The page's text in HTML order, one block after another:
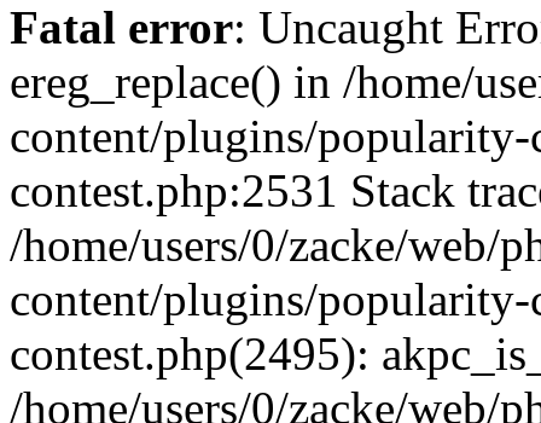
Fatal error: Uncaught
ereg_replace() in /home/
content/plugins/
contest.php:2531 Stack
/home/users/0/zacke/web/
content/plugins/
contest.php(2495):
/home/users/0/zacke/web/